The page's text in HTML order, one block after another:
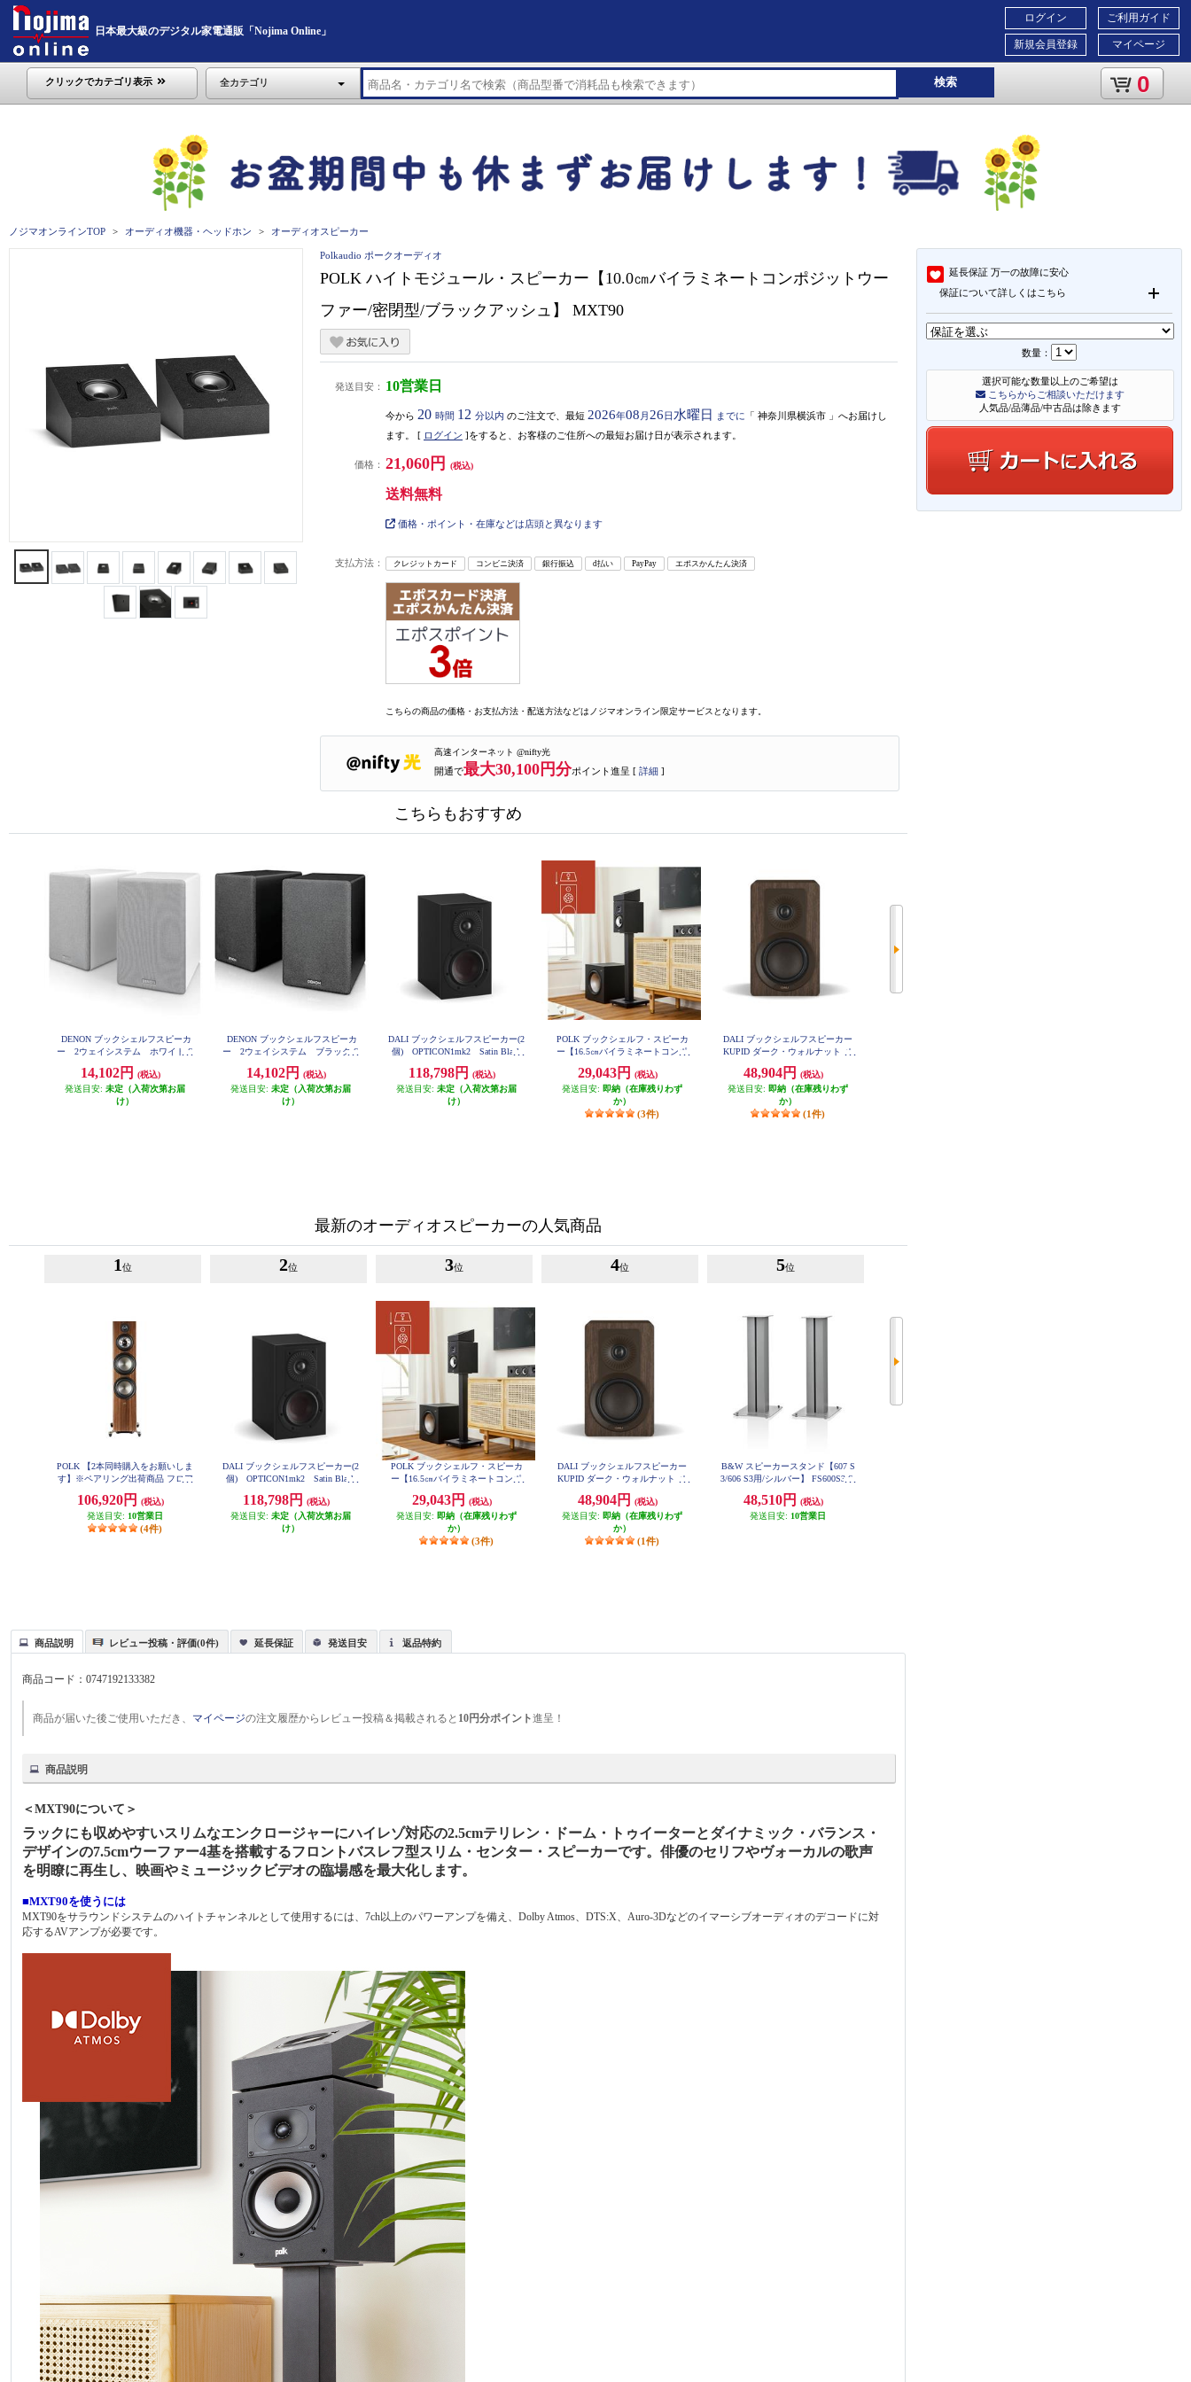
日本最大級のデジタル家電通販「Nojima Online」
ご利用ガイド
マイページ
ログイン
新規会員登録
クリックでカテゴリ表示 全カテゴリ 検索 0
ノジマオンラインTOP オーディオ機器・ヘッドホン オーディオスピーカー
延長保証 万一の故障に安心
保証について詳しくはこちら
数量：
選択可能な数量以上のご希望は
こちらからご相談いただけます
人気品/品薄品/中古品は除きます
Polkaudio ポークオーディオ
POLK ハイトモジュール・スピーカー【10.0㎝バイラミネートコンポジットウー
ファー/密閉型/ブラックアッシュ】 MXT90
発送目安： 10営業日
今から 20 時間 12 分以内 のご注文で、最短 2026年08 月 26日 水曜日 までに 「 神奈川県横浜市 」 へお届けし
ます。 [ ログイン ]をすると、お客様のご住所への最短お届け日が表示されます。
価格： 21,060円 (税込)
送料無料
価格・ポイント・在庫などは店頭と異なります
支払方法： クレジットカード コンビニ決済 銀行振込 d払い PayPay エポスかんたん決済
こちらの商品の価格・お支払方法・配送方法などはノジマオンライン限定サービスとなります。
高速インターネット @nifty光
開通で最大30,100円分ポイント進呈 [ 詳細 ]
こちらもおすすめ
DENON ブックシェルフスピーカ
ー 2ウェイシステム ホワイト S
14,102円
(税込)
発送目安: 未定（入荷次第お届
け）
DENON ブックシェルフスピーカ
ー 2ウェイシステム ブラック S
14,102円
(税込)
発送目安: 未定（入荷次第お届
け）
DALI ブックシェルフスピーカー(2
個) OPTICON1mk2 Satin Black
118,798円
(税込)
発送目安: 未定（入荷次第お届
け）
POLK ブックシェルフ・スピーカ
ー【16.5㎝バイラミネートコンポ
型/ブラックアッシュ】 MXT20
29,043円
(税込)
発送目安: 即納（在庫残りわず
か）
(3件)
DALI ブックシェルフスピーカー
KUPID ダーク・ウォルナット ペ
48,904円
(税込)
発送目安: 即納（在庫残りわず
か）
(1件)
最新のオーディオスピーカーの人気商品
1 位
POLK 【2本同時購入をお願いしま
す】※ペアリング出荷商品 フロア
シリーズ ブラウン R700BRN
106,920円
(税込)
発送目安: 10営業日
(4件)
2位
DALI ブックシェルフスピーカー(2
個) OPTICON1mk2 Satin Black
118,798円
(税込)
発送目安: 未定（入荷次第お届
け）
3位
POLK ブックシェルフ・スピーカ
ー【16.5㎝バイラミネートコンポ
型/ブラックアッシュ】 MXT20
29,043円
(税込)
発送目安: 即納（在庫残りわず
か）
(3件)
4位
DALI ブックシェルフスピーカー
KUPID ダーク・ウォルナット ペ
48,904円
(税込)
発送目安: 即納（在庫残りわず
か）
(1件)
5位
B&W スピーカースタンド【607 S
3/606 S3用/シルバー】 FS600S3-S
48,510円
(税込)
発送目安: 10営業日
商品説明 レビュー投稿・評価(0件) 延長保証 発送目安 返品特約
商品コード：0747192133382
商品が届いた後ご使用いただき、 マイページの注文履歴からレビュー投稿＆掲載されると 10円分ポイント進呈！
商品説明
＜MXT90について＞
ラックにも収めやすいスリムなエンクロージャーにハイレゾ対応の2.5cmテリレン・ドーム・トゥイーターとダイナミック・バランス・
デザインの7.5cmウーファー4基を搭載するフロントバスレフ型スリム・センター・スピーカーです。俳優のセリフやヴォーカルの歌声
を明瞭に再生し、映画やミュージックビデオの臨場感を最大化します。
■MXT90を使うには
MXT90をサラウンドシステムのハイトチャンネルとして使用するには、7ch以上のパワーアンプを備え、Dolby Atmos、DTS:X、Auro-3Dなどのイマーシブオーディオのデコードに対
応するAVアンプが必要です。